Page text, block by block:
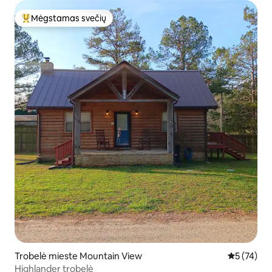
Svečių mėgstamiausias
Mėgstamas svečių
Trobelė mieste Mountain View Vidutinis
5 (74)
Highlander trobelė